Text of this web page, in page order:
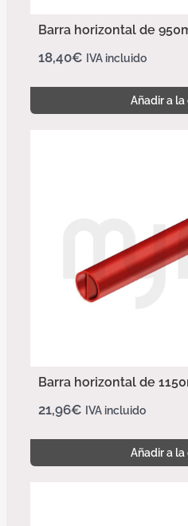
Barra horizontal de
18,40€ IVA incluido
Añadir a la
Barra horizontal de
21,96€ IVA incluido
Añadir a la